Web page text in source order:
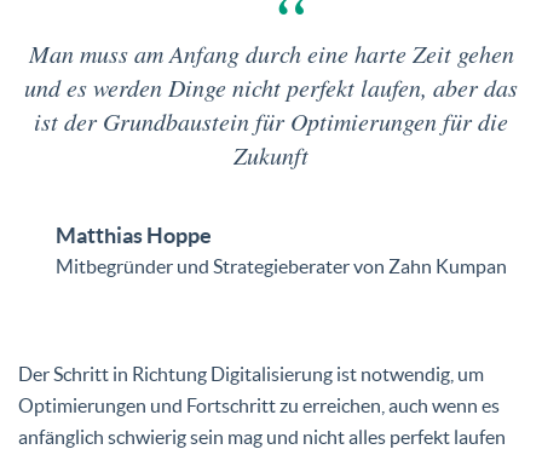
Man muss am Anfang durch eine harte Zeit gehen
und es werden Dinge nicht perfekt laufen, aber das
ist der Grundbaustein für Optimierungen für die
Zukunft
Matthias Hoppe
Mitbegründer und Strategieberater von Zahn Kumpan
Der Schritt in Richtung Digitalisierung ist notwendig, um
Optimierungen und Fortschritt zu erreichen, auch wenn es
anfänglich schwierig sein mag und nicht alles perfekt laufen